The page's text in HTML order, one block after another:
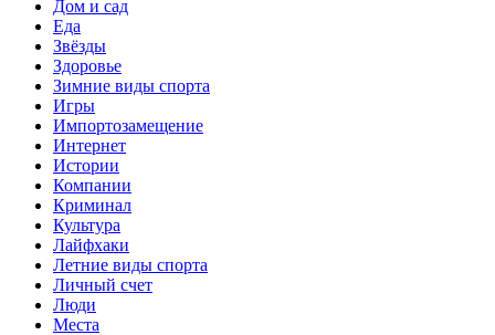
Дом и сад
Еда
Звёзды
Здоровье
Зимние виды спорта
Игры
Импортозамещение
Интернет
Истории
Компании
Криминал
Культура
Лайфхаки
Летние виды спорта
Личный счет
Люди
Места